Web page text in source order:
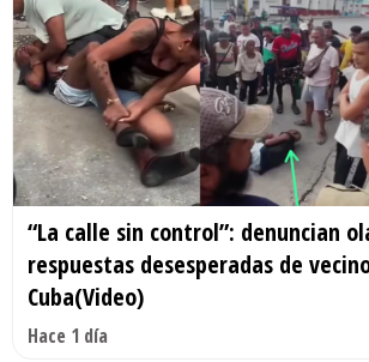
“La calle sin control”: denuncian
respuestas desesperadas de
Cuba(Video)
Hace 1 día